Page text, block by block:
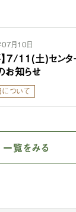
月10日
】7/11(土)セン
お知らせ
ついて
一覧をみる